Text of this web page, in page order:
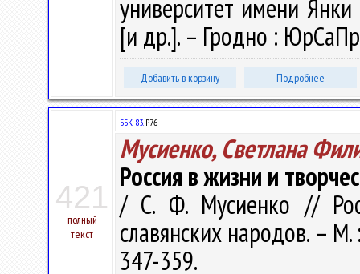
университет имени
[и др.]. – Гродно :
Добавить в корзину Подробнее
421
полный
текст
ББК 83.Р76
Мусиенко, Светлана
Россия в жизни и
/ С. Ф. Мусиенко //
славянских народов. –
347-359.